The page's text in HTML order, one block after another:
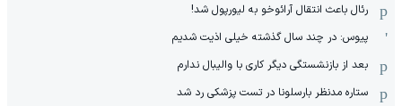
رئال باعث انتقال آرائوخو به لیورپول شد!
پیوس: در چند سال گذشته خیلی اذیت شدیم
بعد از بازنشستگی دیگر کاری با والیبال ندارم
ستاره مدنظر بارسلونا در تست پزشکی رد شد